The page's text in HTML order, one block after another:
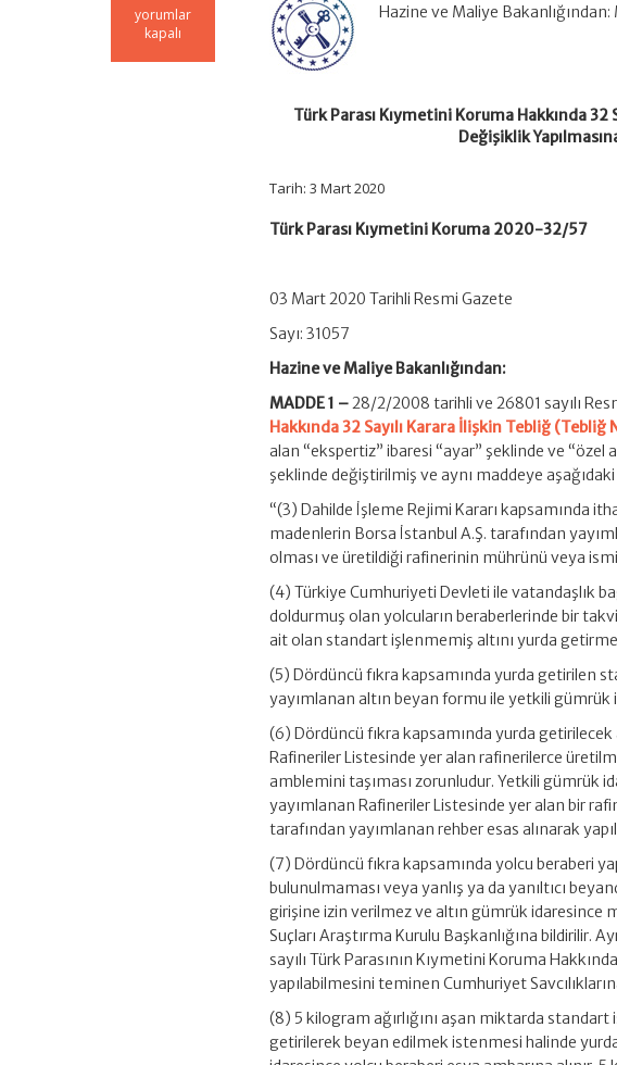
Türk
Parası
yorumlar
kapalı
Hazine ve Maliye
Türk Parası Kıymetini Koruma Hakkında
Değişiklik
Tarih: 3 Mart 2020
Türk Parası Kıymetini Koruma 2020-32/57
03 Mart 2020 Tarihli Resmi Gazete
Sayı: 31057
Hazine ve Maliye Bakanlığından:
MADDE 1 –28/2/2008 tarihli ve 26801 sayılı
Hakkında 32 Sayılı Karara İlişkin Tebliğ
alan “ekspertiz” ibaresi “ayar” şeklinde ve “özel
şeklinde değiştirilmiş ve aynı maddeye
“(3) Dahilde İşleme Rejimi Kararı kapsamında
madenlerin Borsa İstanbul A.Ş. tarafından
olması ve üretildiği rafinerinin mührünü veya
(4) Türkiye Cumhuriyeti Devleti ile vatandaşlık
doldurmuş olan yolcuların beraberlerinde bir
ait olan standart işlenmemiş altını yurda
(5) Dördüncü fıkra kapsamında yurda getirilen
yayımlanan altın beyan formu ile yetkili gümrük
(6) Dördüncü fıkra kapsamında yurda
Rafineriler Listesinde yer alan rafinerilerce
amblemini taşıması zorunludur. Yetkili gümrük
yayımlanan Rafineriler Listesinde yer alan bir
tarafından yayımlanan rehber esas alınarak
(7) Dördüncü fıkra kapsamında yolcu beraberi
bulunulmaması veya yanlış ya da yanıltıcı
girişine izin verilmez ve altın gümrük idaresince
Suçları Araştırma Kurulu Başkanlığına bildirilir.
sayılı Türk Parasının Kıymetini Koruma
yapılabilmesini teminen Cumhuriyet
(8) 5 kilogram ağırlığını aşan miktarda
getirilerek beyan edilmek istenmesi halinde